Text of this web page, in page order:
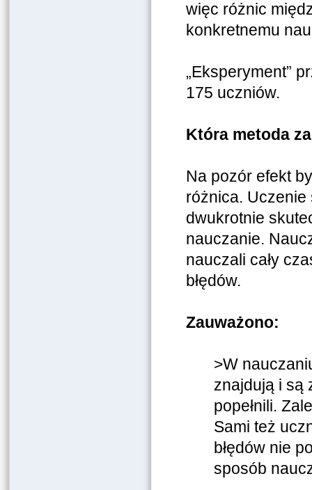
więc różnic
konkretnemu
„Eksperyment”
175 uczniów.
Która metoda
Na pozór efekt
różnica. Uczenie
dwukrotnie
nauczanie.
nauczali cały
błędów.
Zauważono:
>W
znajdują i są
popełnili.
Sami też
błędów nie
sposób